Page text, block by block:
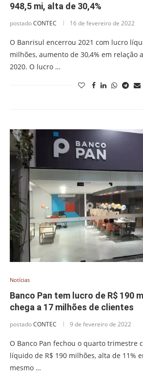
948,5 mi, alta de 30,4%
postadoCONTEC 16 de fevereiro de 2022
O Banrisul encerrou 2021 com lucro
milhões, aumento de 30,4% em relação
2020. O lucro …
Notícias
Banco Pan tem lucro de R$ 190
chega a 17 milhões de clientes
postadoCONTEC 9 de fevereiro de 2022
O Banco Pan fechou o quarto trimestre
líquido de R$ 190 milhões, alta de 11%
mesmo …